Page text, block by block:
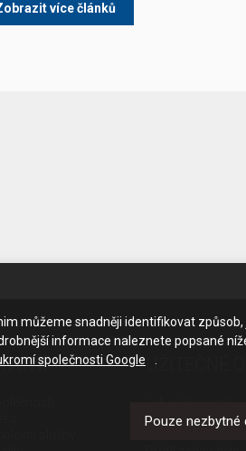
více článků
UŽITEČNÉ
Obchodní
můžeme snadněji identifikovat
informace naleznete popsané
společnosti Google
Pouze nezbytné